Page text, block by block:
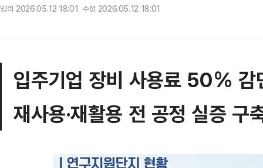
입력 2026.05.12 18:01 수정 2026.05.12 18:01
입주기업 장비 사용료 50% 감
재사용·재활용 전 공정 실증 구